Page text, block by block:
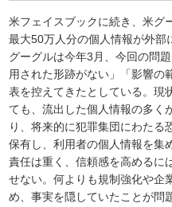
米フェイスブックに続き、米グ
最大50万人分の個人情報が外部
グーグルは今年3月、今回の問
用された形跡がない」「影響の
表を控えてきたとしている。現
ても、流出した個人情報の多く
り、将来的に犯罪集団にわたる
保有し、利用者の個人情報を集
責任は重く、信頼感を高めるに
せない。何よりも規制強化や企
め、事実を隠していたことが問